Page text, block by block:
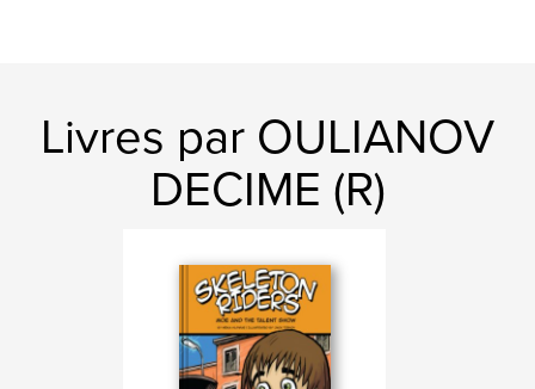
Livres par OULIANOV
DECIME (R)